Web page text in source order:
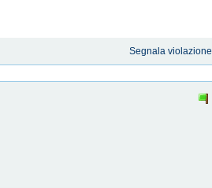
Segnala violazione